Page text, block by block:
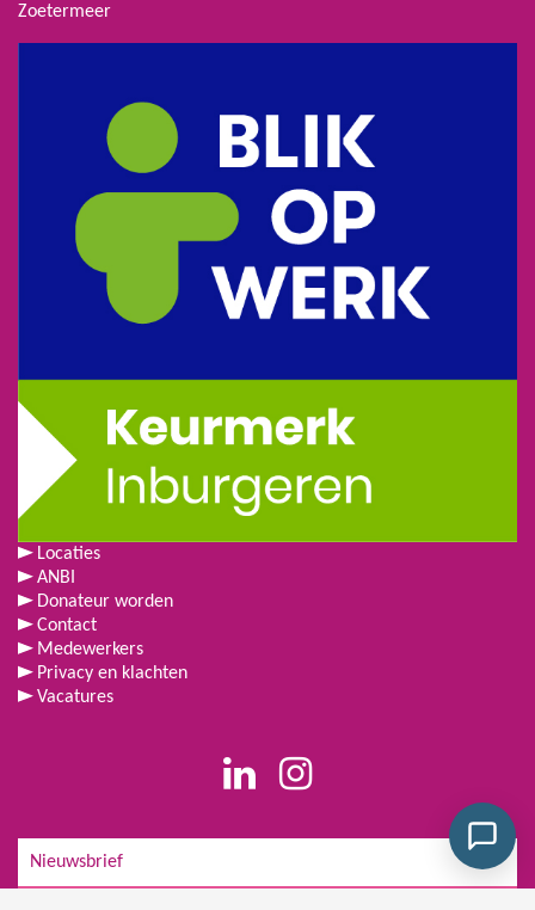
Zoetermeer
Locaties
ANBI
Donateur worden
Contact
Medewerkers
Privacy en klachten
Vacatures